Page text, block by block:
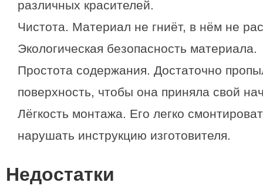
различных красителей.
Чистота. Материал не гниёт, в нём не
Экологическая безопасность материала.
Простота содержания. Достаточно
поверхность, чтобы она приняла свой
Лёгкость монтажа. Его легко
нарушать инструкцию изготовителя.
Недостатки